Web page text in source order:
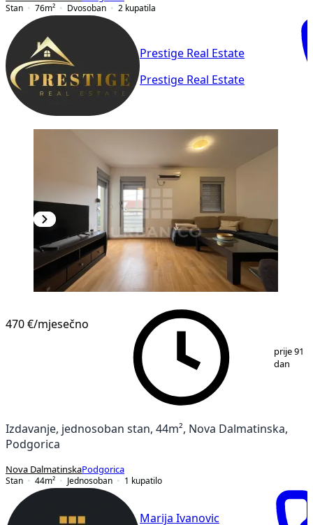
Stan
76m² Dvosoban 2 kupatila
Prestige Real Estate
Prestige Real Estate
470 €/mjesečno
prije 91
dan
Izdavanje, jednosoban stan, 44m², Nova Dalmatinska,
Podgorica
Nova DalmatinskaPodgorica
Stan
44m² Jednosoban 1 kupatilo
Marija Ivanovic